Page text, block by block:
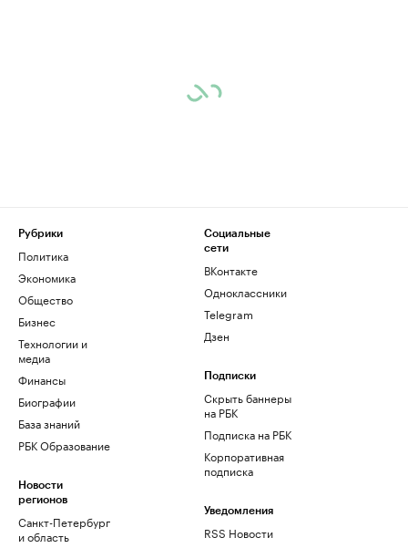
Рубрики
Политика
Экономика
Общество
Бизнес
Технологии и
медиа
Финансы
Биографии
База знаний
РБК Образование
Новости
регионов
Санкт-Петербург
и область
Социальные
сети
ВКонтакте
Одноклассники
Telegram
Дзен
Подписки
Скрыть баннеры
на РБК
Подписка на РБК
Корпоративная
подписка
Уведомления
RSS Новости